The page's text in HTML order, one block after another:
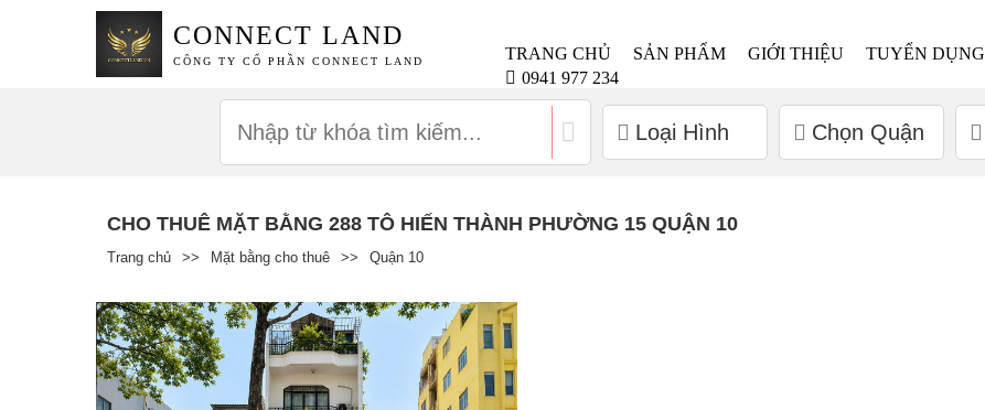
CONNECT LAND
CÔNG TY CỔ PHẦN CONNECT LAND TRANG CHỦ SẢN PHẨM GIỚI THIỆU TUYỂN DỤNG
0941 977 234
Loại Hình Chọn Quận
CHO THUÊ MẶT BẰNG 288 TÔ HIẾN THÀNH PHƯỜNG 15 QUẬN 10
Trang chủ >> Mặt bằng cho thuê >> Quận 10